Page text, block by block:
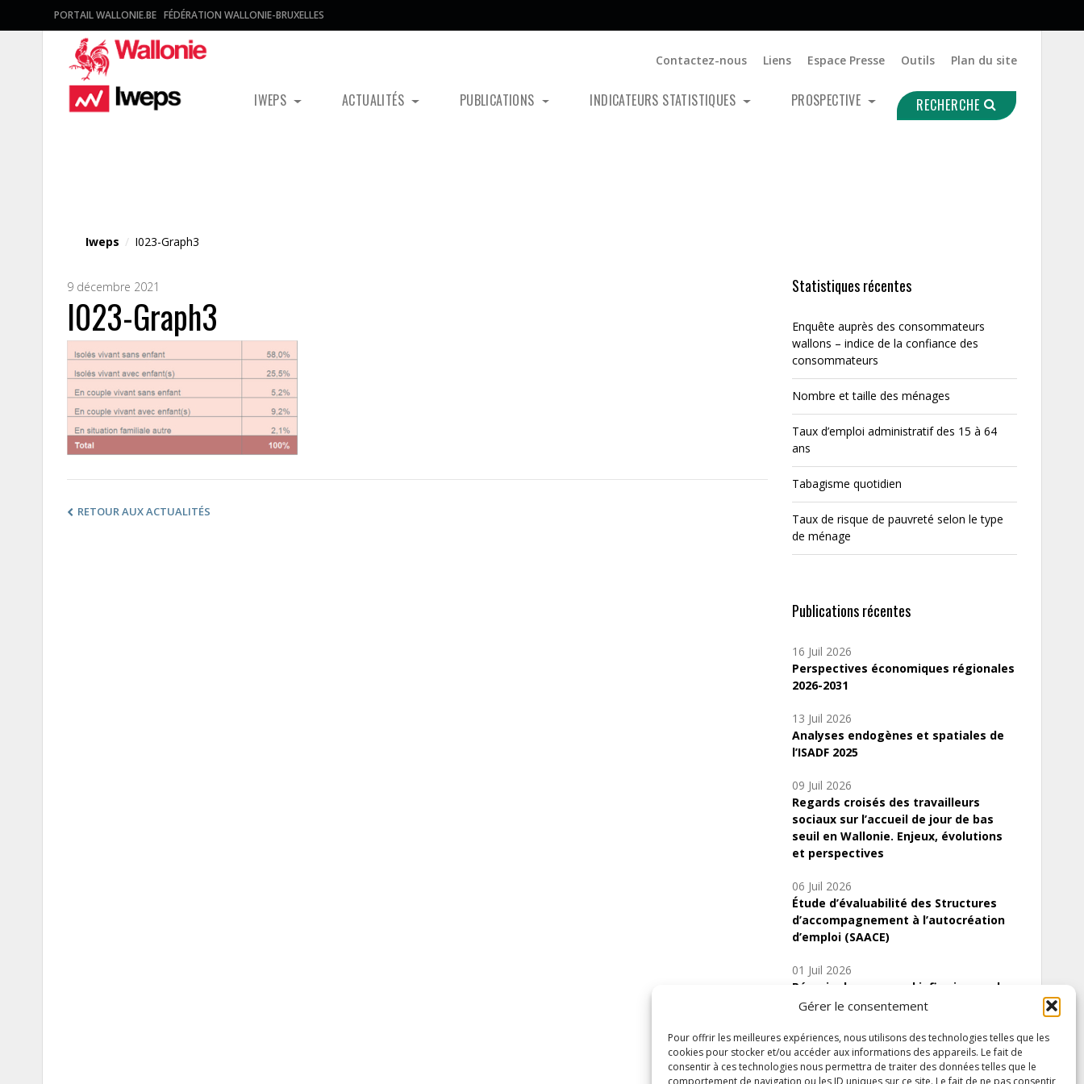
Gérer le consentement
Pour offrir les meilleures expériences, nous utilisons des technologies telles que les
cookies pour stocker et/ou accéder aux informations des appareils. Le fait de
consentir à ces technologies nous permettra de traiter des données telles que le
comportement de navigation ou les ID uniques sur ce site. Le fait de ne pas consentir
PORTAIL WALLONIE.BE FÉDÉRATION WALLONIE-BRUXELLES
Contactez-nous Liens Espace Presse Outils Plan du site
IWEPS ACTUALITÉS PUBLICATIONS INDICATEURS STATISTIQUES PROSPECTIVE RECHERCHE
Iweps / I023-Graph3
9 décembre 2021
I023-Graph3
RETOUR AUX ACTUALITÉS
Statistiques récentes
Enquête auprès des consommateurs
wallons – indice de la confiance des
consommateurs
Nombre et taille des ménages
Taux d’emploi administratif des 15 à 64
ans
Tabagisme quotidien
Taux de risque de pauvreté selon le type
de ménage
Publications récentes
16 Juil 2026
Perspectives économiques régionales
2026-2031
13 Juil 2026
Analyses endogènes et spatiales de
l’ISADF 2025
09 Juil 2026
Regards croisés des travailleurs
sociaux sur l’accueil de jour de bas
seuil en Wallonie. Enjeux, évolutions
et perspectives
06 Juil 2026
Étude d’évaluabilité des Structures
d’accompagnement à l’autocréation
d’emploi (SAACE)
01 Juil 2026
Pénurie du personnel infirmier :quels
indicateurs d’offre de soins pour